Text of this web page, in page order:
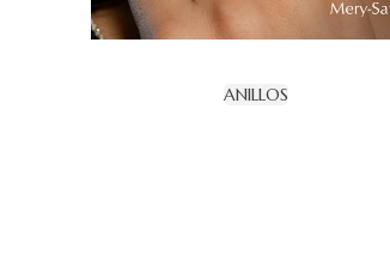
ANILLOS